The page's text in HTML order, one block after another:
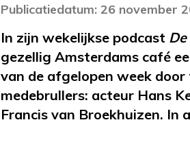
Publicatiedatum: 26 november
In zijn wekelijkse podcast
gezellig Amsterdams café
van de afgelopen week
medebrullers: acteur Hans
Francis van Broekhuizen. In